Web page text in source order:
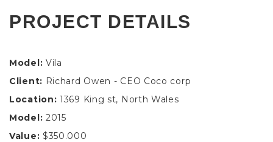
PROJECT DETAILS
Model: Vila
Client: Richard Owen - CEO Coco corp
Location: 1369 King st, North Wales
Model: 2015
Value: $350.000